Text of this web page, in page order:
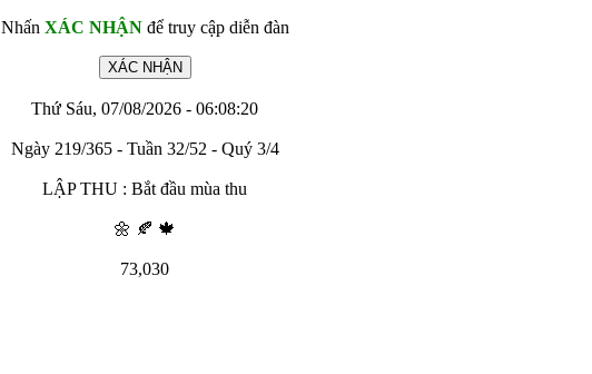
Nhấn XÁC NHẬNđể truy cập diễn đàn
Thứ Sáu, 07/08/2026 - 06:08:20
Ngày 219/365 - Tuần 32/52 - Quý 3/4
LẬP THU : Bắt đầu mùa thu
🌼 🍂 🍁
73,030